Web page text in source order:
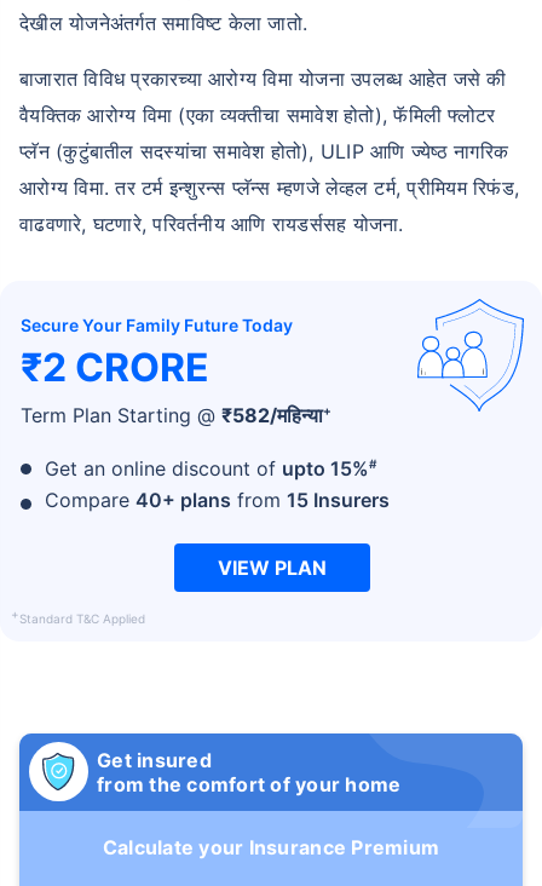
देखील योजनेअंतर्गत समाविष्ट केला जातो.
बाजारात विविध प्रकारच्या आरोग्य विमा योजना उपलब्ध आहेत जसे की
वैयक्तिक आरोग्य विमा (एका व्यक्तीचा समावेश होतो), फॅमिली फ्लोटर
प्लॅन (कुटुंबातील सदस्यांचा समावेश होतो), ULIP आणि ज्येष्ठ नागरिक
आरोग्य विमा. तर टर्म इन्शुरन्स प्लॅन्स म्हणजे लेव्हल टर्म, प्रीमियम रिफंड,
वाढवणारे, घटणारे, परिवर्तनीय आणि रायडर्ससह योजना.
Secure Your Family Future Today
₹2 CRORE
Term Plan Starting @ ₹582/महिन्या+
Get an online discount of upto 15%#
Compare 40+ plans from 15 Insurers
VIEW PLAN
+Standard T&C Applied
Get insured
from the comfort of your home
Calculate your Insurance Premium